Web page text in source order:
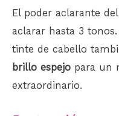
El poder aclarante
aclarar hasta 3
tinte de cabello
brillo espejo para un
extraordinario.